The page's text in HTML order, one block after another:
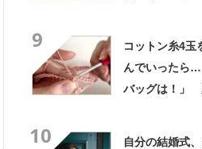
9
コットン糸4玉
んでいったら
バッグは！」
10
自分の結婚式